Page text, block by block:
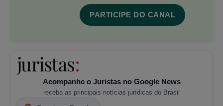
PARTICIPE DO CANAL
Acompanhe o Juristas no Google News
receba as principais notícias jurídicas do Brasil